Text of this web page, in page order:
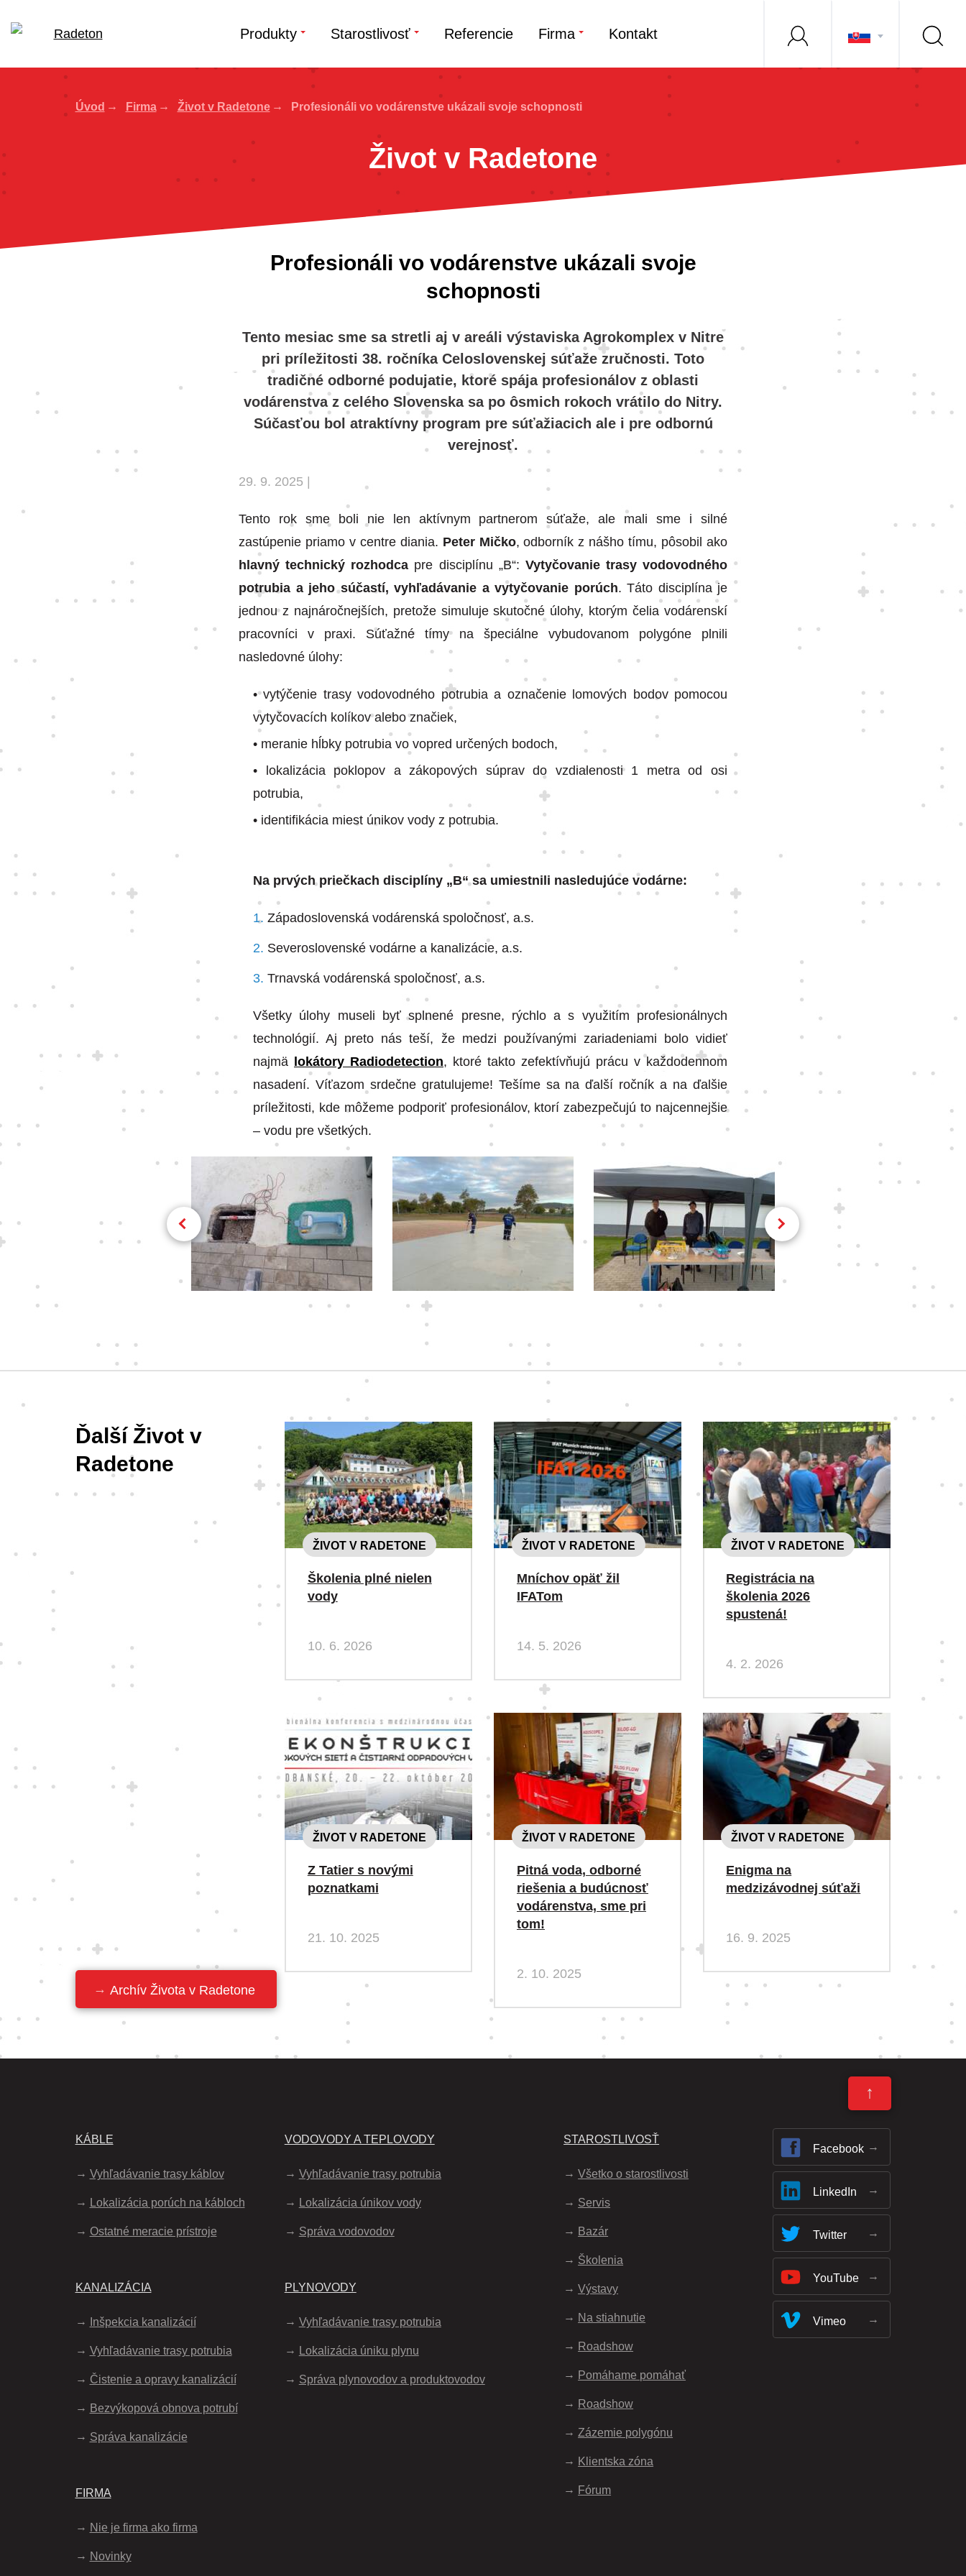
Produkty Starostlivosť Referencie Firma Kontakt
Úvod Firma Život v Radetone Profesionáli vo vodárenstve ukázali svoje schopnosti
Život v Radetone
Profesionáli vo vodárenstve ukázali svoje
schopnosti
Tento mesiac sme sa stretli aj v areáli výstaviska Agrokomplex v Nitre
pri príležitosti 38. ročníka Celoslovenskej súťaže zručnosti. Toto
tradičné odborné podujatie, ktoré spája profesionálov z oblasti
vodárenstva z celého Slovenska sa po ôsmich rokoch vrátilo do Nitry.
Súčasťou bol atraktívny program pre súťažiacich ale i pre odbornú
verejnosť.
29. 9. 2025 |
Tento rok sme boli nie len aktívnym partnerom súťaže, ale mali sme i silné
zastúpenie priamo v centre diania. Peter Mičko, odborník z nášho tímu, pôsobil ako
hlavný technický rozhodca pre disciplínu „B“: Vytyčovanie trasy vodovodného
potrubia a jeho súčastí, vyhľadávanie a vytyčovanie porúch. Táto disciplína je
jednou z najnáročnejších, pretože simuluje skutočné úlohy, ktorým čelia vodárenskí
pracovníci v praxi. Súťažné tímy na špeciálne vybudovanom polygóne plnili
nasledovné úlohy:
• vytýčenie trasy vodovodného potrubia a označenie lomových bodov pomocou
vytyčovacích kolíkov alebo značiek,
• meranie hĺbky potrubia vo vopred určených bodoch,
• lokalizácia poklopov a zákopových súprav do vzdialenosti 1 metra od osi
potrubia,
• identifikácia miest únikov vody z potrubia.
Na prvých priečkach disciplíny „B“ sa umiestnili nasledujúce vodárne:
Západoslovenská vodárenská spoločnosť, a.s.
Severoslovenské vodárne a kanalizácie, a.s.
Trnavská vodárenská spoločnosť, a.s.
Všetky úlohy museli byť splnené presne, rýchlo a s využitím profesionálnych
technológií. Aj preto nás teší, že medzi používanými zariadeniami bolo vidieť
najmä
lokátory Radiodetection, ktoré takto zefektívňujú prácu v každodennom
nasadení. Víťazom srdečne gratulujeme! Tešíme sa na ďalší ročník a na ďalšie
príležitosti, kde môžeme podporiť profesionálov, ktorí zabezpečujú to najcennejšie
– vodu pre všetkých.
Ďalší Život v
Radetone
ŽIVOT V RADETONE
Školenia plné nielen
vody
10. 6. 2026
ŽIVOT V RADETONE
Mníchov opäť žil
IFATom
14. 5. 2026
ŽIVOT V RADETONE
Registrácia na
školenia 2026
spustená!
4. 2. 2026
ŽIVOT V RADETONE
Z Tatier s novými
poznatkami
21. 10. 2025
ŽIVOT V RADETONE
Pitná voda, odborné
riešenia a budúcnosť
vodárenstva, sme pri
tom!
2. 10. 2025
ŽIVOT V RADETONE
Enigma na
medzizávodnej súťaži
16. 9. 2025
Archív Života v Radetone
↑
KÁBLE
Vyhľadávanie trasy káblov
Lokalizácia porúch na kábloch
Ostatné meracie prístroje
KANALIZÁCIA
Inšpekcia kanalizácií
Vyhľadávanie trasy potrubia
Čistenie a opravy kanalizácií
Bezvýkopová obnova potrubí
Správa kanalizácie
FIRMA
Nie je firma ako firma
Novinky
VODOVODY A TEPLOVODY
Vyhľadávanie trasy potrubia
Lokalizácia únikov vody
Správa vodovodov
PLYNOVODY
Vyhľadávanie trasy potrubia
Lokalizácia úniku plynu
Správa plynovodov a produktovodov
STAROSTLIVOSŤ
Všetko o starostlivosti
Servis
Bazár
Školenia
Výstavy
Na stiahnutie
Roadshow
Pomáhame pomáhať
Roadshow
Zázemie polygónu
Klientska zóna
Fórum
Facebook
LinkedIn
Twitter
YouTube
Vimeo